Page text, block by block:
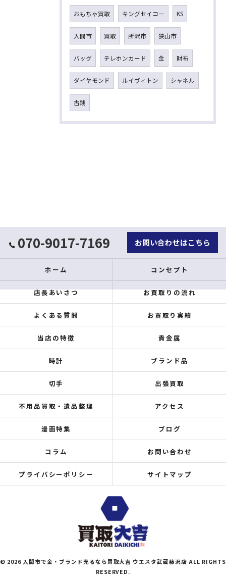
おもちゃ買取 キングセイコー KS
入間市 買取 所沢市 狭山市
バッグ テレホンカード 金 財布
ダイヤモンド ルイヴィトン シャネル
古銭
070-9017-7169 お問い合わせはこちら
ホーム コンセプト
店長あいさつ お買取りの流れ
よくある質問 お買取り実績
当店の特徴 貴金属
時計 ブランド品
切手 出張買取
不用品買取・遺品整理 アクセス
漫画特集 ブログ
コラム お問い合わせ
プライバシーポリシー サイトマップ
© 2026 入間市で金・ブランド売るなら買取大吉 ウエスタ武蔵藤沢店 ALL RIGHTS
RESERVED.